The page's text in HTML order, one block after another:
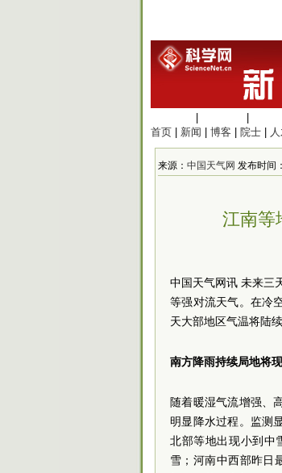
首页
新闻 博客 院士
来源： 中国天气网 发布时间
江南等
中国天气网讯 未来三
等强对流天气。在冷
天大部地区气温将陆
南方降雨持续局地将
随着暖湿气流增强、
明显降水过程。监测
北部等地出现小到中
雪；河南中西部昨日